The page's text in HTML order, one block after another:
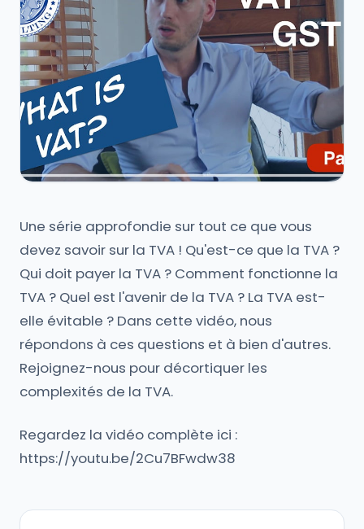
Une série approfondie sur tout ce que vous
devez savoir sur la TVA ! Qu'est-ce que la TVA ?
Qui doit payer la TVA ? Comment fonctionne la
TVA ? Quel est l'avenir de la TVA ? La TVA est-
elle évitable ? Dans cette vidéo, nous
répondons à ces questions et à bien d'autres.
Rejoignez-nous pour décortiquer les
complexités de la TVA.
Regardez la vidéo complète ici :
https://youtu.be/2Cu7BFwdw38